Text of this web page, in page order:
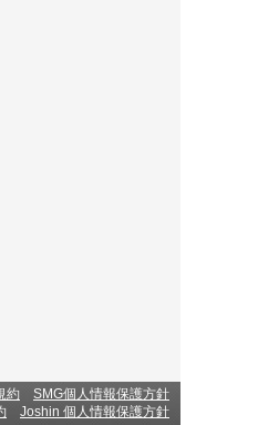
SMG個人情報保護方針
約
Joshin 個人情報保護方針